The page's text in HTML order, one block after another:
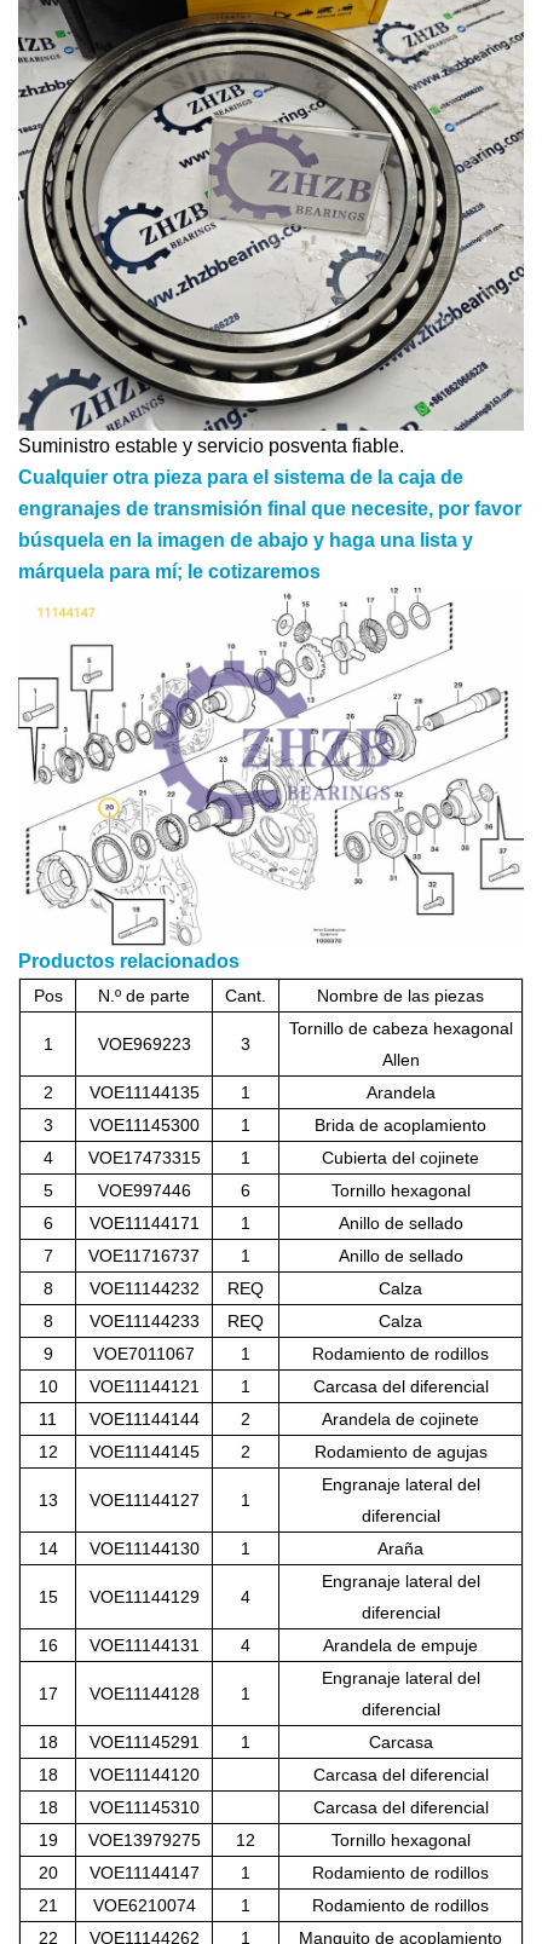
Suministro estable y servicio posventa fiable.
Cualquier otra pieza para el sistema de la caja de
engranajes de transmisión final que necesite, por favor
búsquela en la imagen de abajo y haga una lista y
márquela para mí; le cotizaremos
Productos relacionados
Pos N.º de parte Cant. Nombre de las piezas
1 VOE969223 3
Tornillo de cabeza hexagonal
Allen
2
VOE11144135 1
Arandela
3
VOE11145300 1
Brida de acoplamiento
4
VOE17473315 1
Cubierta del cojinete
5
VOE997446 6
Tornillo hexagonal
6
VOE11144171 1
Anillo de sellado
7
VOE11716737 1
Anillo de sellado
8
VOE11144232 REQ
Calza
8
VOE11144233 REQ
Calza
9
VOE7011067 1
Rodamiento de rodillos
10
VOE11144121 1
Carcasa del diferencial
11
VOE11144144 2
Arandela de cojinete
12
VOE11144145 2 Rodamiento de agujas
13 VOE11144127 1
Engranaje lateral del
diferencial
14
VOE11144130 1 Araña
15 VOE11144129 4
Engranaje lateral del
diferencial
16
VOE11144131 4 Arandela de empuje
17 VOE11144128 1
Engranaje lateral del
diferencial
18
VOE11145291 1
Carcasa
18
VOE11144120
Carcasa del diferencial
18
VOE11145310
Carcasa del diferencial
19
VOE13979275 12
Tornillo hexagonal
20
VOE11144147 1
Rodamiento de rodillos
21
VOE6210074 1
Rodamiento de rodillos
22
VOE11144262 1 Manguito de acoplamiento